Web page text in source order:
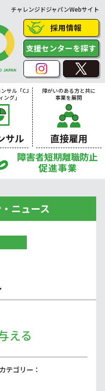
チャレンジドジャパンWebサイト
採用情報
支援センターを探す
サル「CJ
ング」
サル
障がいのある方と共に
事業を展開
直接雇用
ニュース
える
テゴリー：